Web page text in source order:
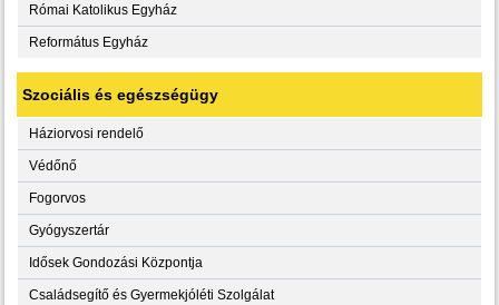
Római Katolikus Egyház
Református Egyház
Szociális és egészségügy
Háziorvosi rendelő
Védőnő
Fogorvos
Gyógyszertár
Idősek Gondozási Központja
Családsegítő és Gyermekjóléti Szolgálat